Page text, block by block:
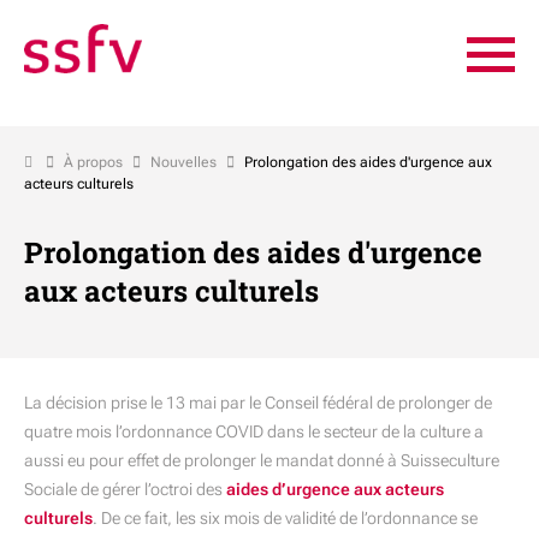
À propos Nouvelles
Prolongation des aides d'urgence aux
acteurs culturels
Prolongation des aides d'urgence
aux acteurs culturels
La décision prise le 13 mai par le Conseil fédéral de prolonger de
quatre mois l’ordonnance COVID dans le secteur de la culture a
aussi eu pour effet de prolonger le mandat donné à Suisseculture
Sociale de gérer l’octroi des aides d’urgence aux acteurs
culturels. De ce fait, les six mois de validité de l’ordonnance se